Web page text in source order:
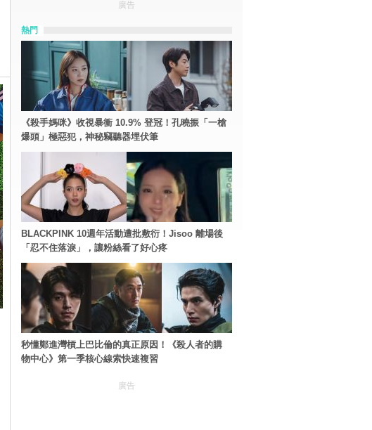
廣告
熱門
《殺手媽咪》收視暴衝 10.9% 登冠！孔曉振「一槍
爆頭」極惡犯，神秘竊聽器埋伏筆
BLACKPINK 10週年活動遭批敷衍！Jisoo 離場後
「忍不住落淚」，讓粉絲看了好心疼
秒懂鄭進灣槓上巴比倫的真正原因！《殺人者的購
物中心》第一季核心線索快速複習
廣告